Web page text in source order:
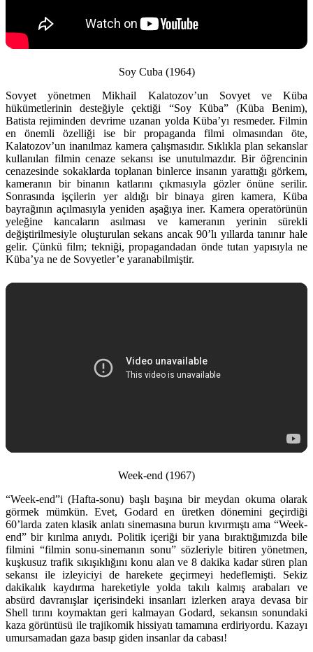
Soy Cuba (1964)
Sovyet yönetmen Mikhail Kalatozov’un Sovyet ve Küba
hükümetlerinin desteğiyle çektiği “Soy Küba” (Küba Benim),
Batista rejiminden devrime uzanan yolda Küba’yı resmeder. Filmin
en önemli özelliği ise bir propaganda filmi olmasından öte,
Kalatozov’un inanılmaz kamera çalışmasıdır. Sıklıkla plan sekanslar
kullanılan filmin cenaze sekansı ise unutulmazdır. Bir öğrencinin
cenazesinde sokaklarda toplanan binlerce insanın yarattığı görkem,
kameranın bir binanın katlarını çıkmasıyla gözler önüne serilir.
Sonrasında işçilerin yer aldığı bir binaya giren kamera, Küba
bayrağının açılmasıyla yeniden aşağıya iner. Kamera operatörünün
yeleğine kancaların asılması ve kameranın yerinin sürekli
değiştirilmesiyle oluşturulan sekans ancak 90’lı yıllarda tanınır hale
gelir. Çünkü film; tekniği, propagandadan önde tutan yapısıyla ne
Küba’ya ne de Sovyetler’e yaranabilmiştir.
Week-end (1967)
“Week-end”i (Hafta-sonu) başlı başına bir meydan okuma olarak
görmek mümkün. Evet, Godard en üretken dönemini geçirdiği
60’larda zaten klasik anlatı sinemasına burun kıvırmıştı ama “Week-
end” bir kırılma anıydı. Politik içeriği bir yana bıraktığımızda bile
filmini “filmin sonu-sinemanın sonu” sözleriyle bitiren yönetmen,
kuşkusuz trafik sıkışıklığını konu alan ve 8 dakika kadar süren plan
sekansı ile izleyiciyi de harekete geçirmeyi hedeflemişti. Sekiz
dakikalık kaydırma hareketiyle yolda takılı kalmış arabaları ve
absürd davranışlar içerisindeki insanları izlerken araya devasa bir
Shell tırını koymaktan geri kalmayan Godard, sekansın sonundaki
kaza görüntüsü ile trajikomik hissiyatı tamamına erdiriyordu. Kazayı
umursamadan gaza basıp giden insanlar da cabası!